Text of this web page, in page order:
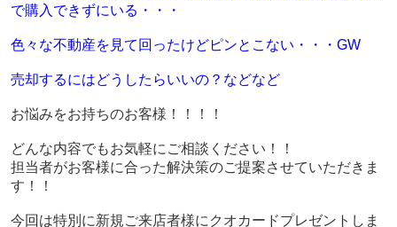
で購入できずにいる・・・
色々な不動産を見て回ったけどピンとこない・・・GW
売却するにはどうしたらいいの？などなど
お悩みをお持ちのお客様！！！！
どんな内容でもお気軽にご相談ください！！
担当者がお客様に合った解決策のご提案させていただきま
す！！
今回は特別に新規ご来店者様にクオカードプレゼントしま